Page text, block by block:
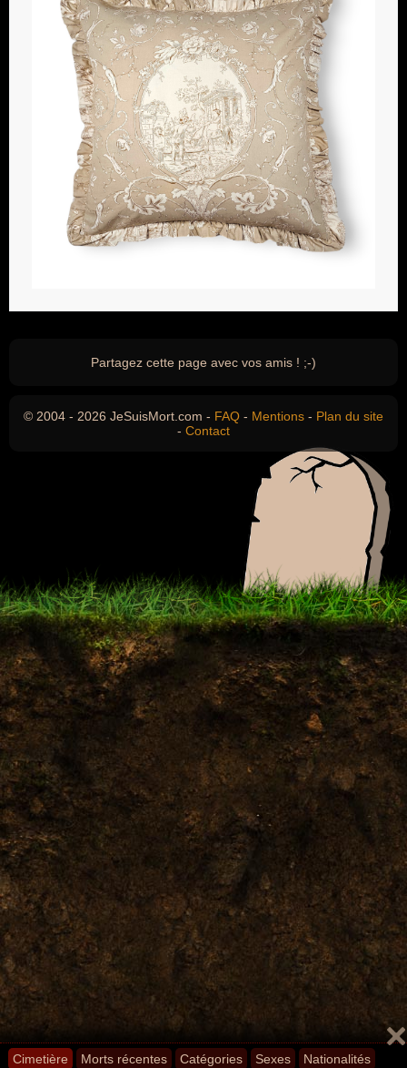
Cimetière Morts récentes Catégories Sexes Nationalités
Partagez cette page avec vos amis ! ;-)
© 2004 - 2026 JeSuisMort.com - FAQ - Mentions - Plan du site
- Contact